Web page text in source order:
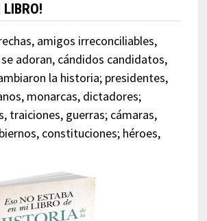
LIBRO!
amigos irreconciliables,
adoran, cándidos candidatos,
la historia; presidentes,
monarcas, dictadores;
traiciones, guerras; cámaras,
constituciones; héroes,